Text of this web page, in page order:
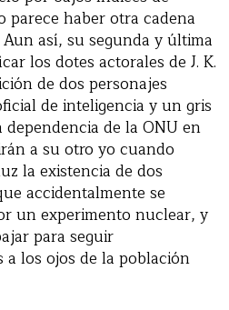
parece haber otra cadena
así, su segunda y última
los dotes actorales de J. K.
de dos personajes
de inteligencia y un gris
de la ONU en
a su otro yo cuando
la existencia de dos
accidentalmente se
un experimento nuclear, y
para seguir
los ojos de la población